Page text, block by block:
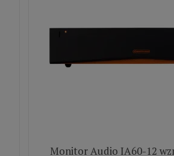
Monitor Audio IA60-12